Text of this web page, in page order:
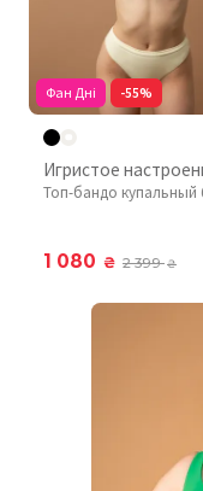
Фан Дні -55%
Игристое
Топ-бандо купальный
1 080 ₴ 2 399₴